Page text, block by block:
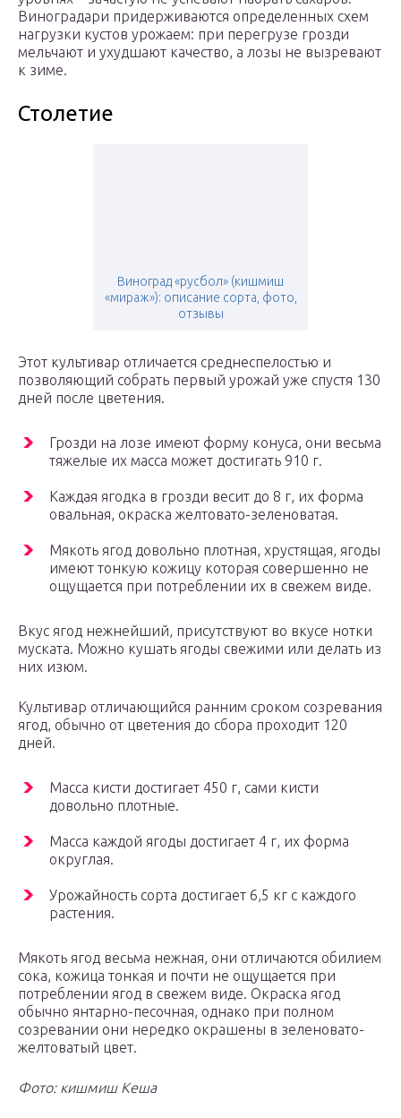
Виноградари придерживаются определенных схем
нагрузки кустов урожаем: при перегрузе грозди
мельчают и ухудшают качество, а лозы не вызревают
к зиме.
Столетие
Виноград «русбол» (кишмиш
«мираж»): описание сорта, фото,
отзывы
Этот культивар отличается среднеспелостью и
позволяющий собрать первый урожай уже спустя 130
дней после цветения.
Грозди на лозе имеют форму конуса, они весьма
тяжелые их масса может достигать 910 г.
Каждая ягодка в грозди весит до 8 г, их форма
овальная, окраска желтовато-зеленоватая.
Мякоть ягод довольно плотная, хрустящая, ягоды
имеют тонкую кожицу которая совершенно не
ощущается при потреблении их в свежем виде.
Вкус ягод нежнейший, присутствуют во вкусе нотки
муската. Можно кушать ягоды свежими или делать из
них изюм.
Культивар отличающийся ранним сроком созревания
ягод, обычно от цветения до сбора проходит 120
дней.
Масса кисти достигает 450 г, сами кисти
довольно плотные.
Масса каждой ягоды достигает 4 г, их форма
округлая.
Урожайность сорта достигает 6,5 кг с каждого
растения.
Мякоть ягод весьма нежная, они отличаются обилием
сока, кожица тонкая и почти не ощущается при
потреблении ягод в свежем виде. Окраска ягод
обычно янтарно-песочная, однако при полном
созревании они нередко окрашены в зеленовато-
желтоватый цвет.
Фото: кишмиш Кеша